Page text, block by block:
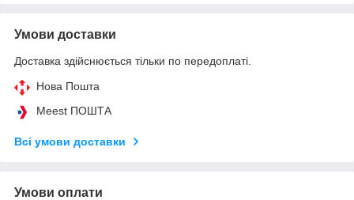
Умови доставки
Доставка здійснюється тільки по передоплаті.
Нова Пошта
Meest ПОШТА
Всі умови доставки
Умови оплати